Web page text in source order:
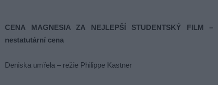
CENA MAGNESIA ZA NEJLEPŠÍ STUDENTSKÝ FILM –
nestatutární cena
Deniska umřela – režie Philippe Kastner